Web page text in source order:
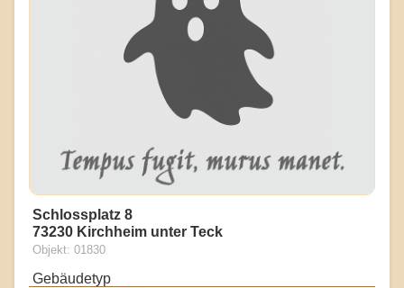
Schlossplatz 8
73230 Kirchheim unter Teck
Objekt: 01830
Gebäudetyp